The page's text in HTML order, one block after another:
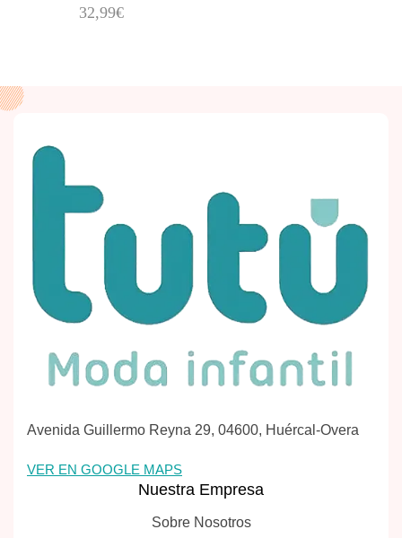
32,99€
Avenida Guillermo Reyna 29, 04600, Huércal-Overa
VER EN GOOGLE MAPS
Nuestra Empresa
Sobre Nosotros